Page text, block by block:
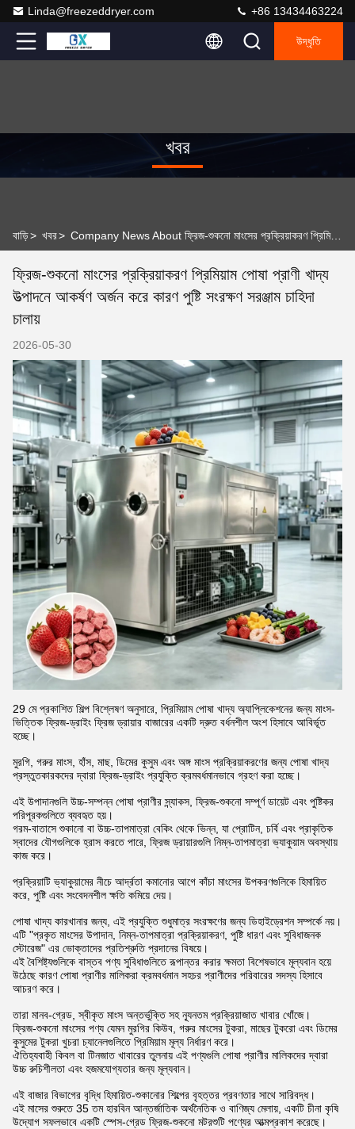
Linda@freezeddryer.com +86 13434463224
উদ্ধৃতি
খবর
বাড়ি> খবর> Company News About ফ্রিজ-শুকনো মাংসের প্রক্রিয়াকরণ প্রিমিয়াম পোষা প্রাণী খাদ্য উত্পাদনে আকর্ষণ অর্জন করে কারণ পুষ্টি সংরক্ষণ সরঞ্জাম চাহিদা চালায়
ফ্রিজ-শুকনো মাংসের প্রক্রিয়াকরণ প্রিমিয়াম পোষা প্রাণী খাদ্য
উত্পাদনে আকর্ষণ অর্জন করে কারণ পুষ্টি সংরক্ষণ সরঞ্জাম চাহিদা
চালায়
2026-05-30
29 মে প্রকাশিত শিল্প বিশ্লেষণ অনুসারে, প্রিমিয়াম পোষা খাদ্য অ্যাপ্লিকেশনের জন্য মাংস-
ভিত্তিক ফ্রিজ-ড্রাইং ফ্রিজ ড্রায়ার বাজারের একটি দ্রুত বর্ধনশীল অংশ হিসাবে আবির্ভূত
হচ্ছে।
মুরগি, গরুর মাংস, হাঁস, মাছ, ডিমের কুসুম এবং অঙ্গ মাংস প্রক্রিয়াকরণের জন্য পোষা খাদ্য
প্রস্তুতকারকদের দ্বারা ফ্রিজ-ড্রাইং প্রযুক্তি ক্রমবর্ধমানভাবে গ্রহণ করা হচ্ছে।
এই উপাদানগুলি উচ্চ-সম্পন্ন পোষা প্রাণীর স্ন্যাকস, ফ্রিজ-শুকনো সম্পূর্ণ ডায়েট এবং পুষ্টিকর
পরিপূরকগুলিতে ব্যবহৃত হয়।
গরম-বাতাসে শুকানো বা উচ্চ-তাপমাত্রা বেকিং থেকে ভিন্ন, যা প্রোটিন, চর্বি এবং প্রাকৃতিক
স্বাদের যৌগগুলিকে হ্রাস করতে পারে, ফ্রিজ ড্রায়ারগুলি নিম্ন-তাপমাত্রা ভ্যাকুয়াম অবস্থায়
কাজ করে।
প্রক্রিয়াটি ভ্যাকুয়ামের নীচে আর্দ্রতা কমানোর আগে কাঁচা মাংসের উপকরণগুলিকে হিমায়িত
করে, পুষ্টি এবং সংবেদনশীল ক্ষতি কমিয়ে দেয়।
পোষা খাদ্য কারখানার জন্য, এই প্রযুক্তি শুধুমাত্র সংরক্ষণের জন্য ডিহাইড্রেশন সম্পর্কে নয়।
এটি "প্রকৃত মাংসের উপাদান, নিম্ন-তাপমাত্রা প্রক্রিয়াকরণ, পুষ্টি ধারণ এবং সুবিধাজনক
স্টোরেজ" এর ভোক্তাদের প্রতিশ্রুতি প্রদানের বিষয়ে।
এই বৈশিষ্ট্যগুলিকে বাস্তব পণ্য সুবিধাগুলিতে রূপান্তর করার ক্ষমতা বিশেষভাবে মূল্যবান হয়ে
উঠেছে কারণ পোষা প্রাণীর মালিকরা ক্রমবর্ধমান সহচর প্রাণীদের পরিবারের সদস্য হিসাবে
আচরণ করে।
তারা মানব-গ্রেড, স্বীকৃত মাংস অন্তর্ভুক্তি সহ ন্যূনতম প্রক্রিয়াজাত খাবার খোঁজে।
ফ্রিজ-শুকনো মাংসের পণ্য যেমন মুরগির কিউব, গরুর মাংসের টুকরা, মাছের টুকরো এবং ডিমের
কুসুমের টুকরা খুচরা চ্যানেলগুলিতে প্রিমিয়াম মূল্য নির্ধারণ করে।
ঐতিহ্যবাহী কিবল বা টিনজাত খাবারের তুলনায় এই পণ্যগুলি পোষা প্রাণীর মালিকদের দ্বারা
উচ্চ রুচিশীলতা এবং হজমযোগ্যতার জন্য মূল্যবান।
এই বাজার বিভাগের বৃদ্ধি হিমায়িত-শুকানোর শিল্পের বৃহত্তর প্রবণতার সাথে সারিবদ্ধ।
এই মাসের শুরুতে 35 তম হারবিন আন্তর্জাতিক অর্থনৈতিক ও বাণিজ্য মেলায়, একটি চীনা কৃষি
উদ্যোগ সফলভাবে একটি স্পেস-গ্রেড ফ্রিজ-শুকনো মটরশুটি পণ্যের আত্মপ্রকাশ করেছে।